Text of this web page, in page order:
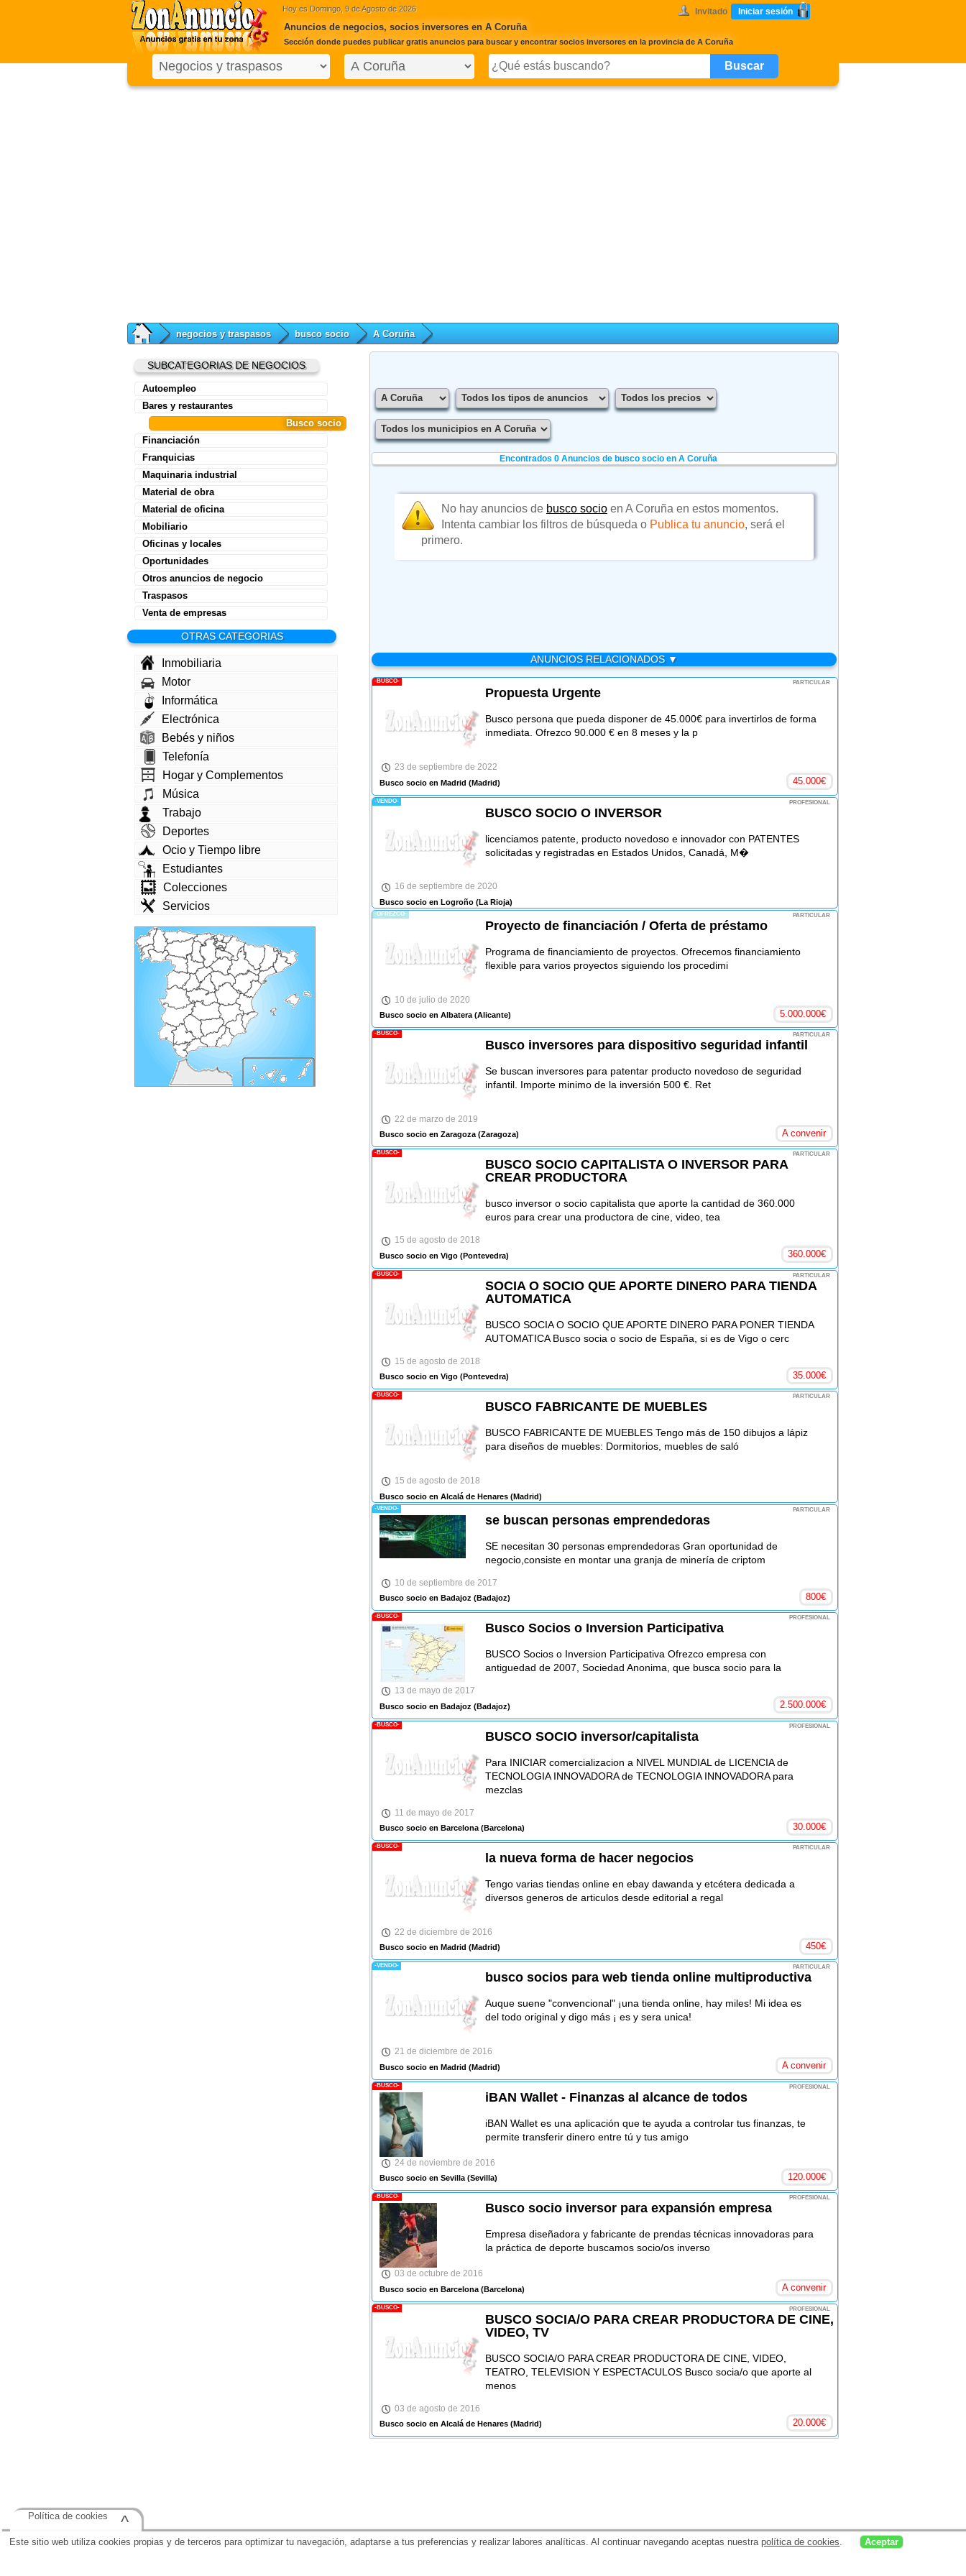
Hoy es Domingo, 9 de Agosto de 2026 Invitado Iniciar sesión
Anuncios de negocios, socios inversores en A Coruña
Sección donde puedes publicar gratis anuncios para buscar y encontrar socios inversores en la provincia de A Coruña
negocios y traspasos busco socio A Coruña
SUBCATEGORIAS DE NEGOCIOS
Autoempleo
Bares y restaurantes
Busco socio
Financiación
Franquicias
Maquinaria industrial
Material de obra
Material de oficina
Mobiliario
Oficinas y locales
Oportunidades
Otros anuncios de negocio
Traspasos
Venta de empresas
OTRAS CATEGORIAS
Inmobiliaria
Motor
Informática
Electrónica
Bebés y niños
Telefonía
Hogar y Complementos
Música
Trabajo
Deportes
Ocio y Tiempo libre
Estudiantes
Colecciones
Servicios
Encontrados 0Anuncios de busco socio en A Coruña
No hay anuncios de busco socioen A Coruña en estos momentos.
Intenta cambiar los filtros de búsqueda o Publica tu anuncio, será el
primero.
ANUNCIOS RELACIONADOS ▼
-BUSCO- PARTICULAR
Propuesta Urgente
Busco persona que pueda disponer de 45.000€ para invertirlos de forma
inmediata. Ofrezco 90.000 € en 8 meses y la p
23 de septiembre de 2022
Busco socio en Madrid (Madrid) 45.000€
-VENDO- PROFESIONAL
BUSCO SOCIO O INVERSOR
licenciamos patente, producto novedoso e innovador con PATENTES
solicitadas y registradas en Estados Unidos, Canadá, M�
16 de septiembre de 2020
Busco socio en Logroño(La Rioja)
-OFREZCO- PARTICULAR
Proyecto de financiación / Oferta de préstamo
Programa de financiamiento de proyectos. Ofrecemos financiamiento
flexible para varios proyectos siguiendo los procedimi
10 de julio de 2020
Busco socio en Albatera(Alicante) 5.000.000€
-BUSCO- PARTICULAR
Busco inversores para dispositivo seguridad infantil
Se buscan inversores para patentar producto novedoso de seguridad
infantil. Importe minimo de la inversión 500 €. Ret
22 de marzo de 2019
Busco socio en Zaragoza(Zaragoza) A convenir
-BUSCO- PARTICULAR
BUSCO SOCIO CAPITALISTA O INVERSOR PARA
CREAR PRODUCTORA
busco inversor o socio capitalista que aporte la cantidad de 360.000
euros para crear una productora de cine, video, tea
15 de agosto de 2018
Busco socio en Vigo(Pontevedra) 360.000€
-BUSCO- PARTICULAR
SOCIA O SOCIO QUE APORTE DINERO PARA TIENDA
AUTOMATICA
BUSCO SOCIA O SOCIO QUE APORTE DINERO PARA PONER TIENDA
AUTOMATICA Busco socia o socio de España, si es de Vigo o cerc
15 de agosto de 2018
Busco socio en Vigo(Pontevedra) 35.000€
-BUSCO- PARTICULAR
BUSCO FABRICANTE DE MUEBLES
BUSCO FABRICANTE DE MUEBLES Tengo más de 150 dibujos a lápiz
para diseños de muebles: Dormitorios, muebles de saló
15 de agosto de 2018
Busco socio en Alcalá de Henares(Madrid)
-VENDO- PARTICULAR
se buscan personas emprendedoras
SE necesitan 30 personas emprendedoras Gran oportunidad de
negocio,consiste en montar una granja de minería de criptom
10 de septiembre de 2017
Busco socio en Badajoz (Badajoz) 800€
-BUSCO- PROFESIONAL
Busco Socios o Inversion Participativa
BUSCO Socios o Inversion Participativa Ofrezco empresa con
antiguedad de 2007, Sociedad Anonima, que busca socio para la
13 de mayo de 2017
Busco socio en Badajoz (Badajoz) 2.500.000€
-BUSCO- PROFESIONAL
BUSCO SOCIO inversor/capitalista
Para INICIAR comercializacion a NIVEL MUNDIAL de LICENCIA de
TECNOLOGIA INNOVADORA de TECNOLOGIA INNOVADORA para
mezclas
11 de mayo de 2017
Busco socio en Barcelona(Barcelona) 30.000€
-BUSCO- PARTICULAR
la nueva forma de hacer negocios
Tengo varias tiendas online en ebay dawanda y etcétera dedicada a
diversos generos de articulos desde editorial a regal
22 de diciembre de 2016
Busco socio en Madrid (Madrid) 450€
-VENDO- PARTICULAR
busco socios para web tienda online multiproductiva
Auque suene "convencional" ¡una tienda online, hay miles! Mi idea es
del todo original y digo más ¡ es y sera unica!
21 de diciembre de 2016
Busco socio en Madrid (Madrid) A convenir
-BUSCO- PROFESIONAL
iBAN Wallet - Finanzas al alcance de todos
iBAN Wallet es una aplicación que te ayuda a controlar tus finanzas, te
permite transferir dinero entre tú y tus amigo
24 de noviembre de 2016
Busco socio en Sevilla(Sevilla) 120.000€
-BUSCO- PROFESIONAL
Busco socio inversor para expansión empresa
Empresa diseñadora y fabricante de prendas técnicas innovadoras para
la práctica de deporte buscamos socio/os inverso
03 de octubre de 2016
Busco socio en Barcelona(Barcelona) A convenir
-BUSCO- PROFESIONAL
BUSCO SOCIA/O PARA CREAR PRODUCTORA DE CINE,
VIDEO, TV
BUSCO SOCIA/O PARA CREAR PRODUCTORA DE CINE, VIDEO,
TEATRO, TELEVISION Y ESPECTACULOS Busco socia/o que aporte al
menos
03 de agosto de 2016
Busco socio en Alcalá de Henares(Madrid) 20.000€
Este sitio web utiliza cookies propias y de terceros para optimizar tu navegación, adaptarse a tus preferencias y realizar labores analíticas. Al continuar navegando aceptas nuestrapolítica de cookies. Aceptar
Política de cookies ^